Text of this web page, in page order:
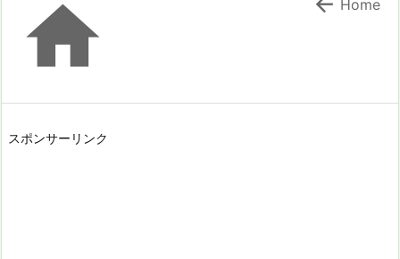
 Home
スポンサーリンク